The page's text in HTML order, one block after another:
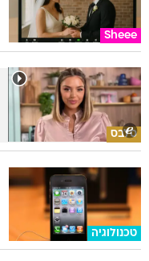
Sheee
סלבס
טכנולוגיה